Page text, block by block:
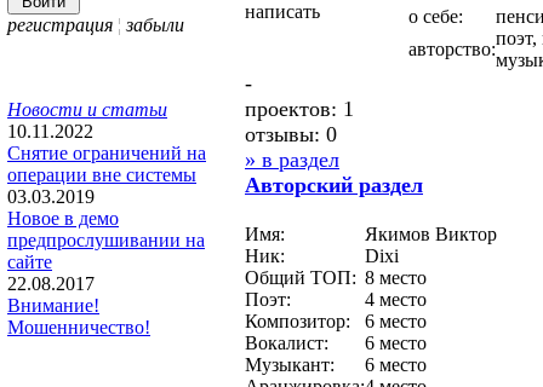
регистрация ¦ забыли
Новости и статьи
10.11.2022
Снятие ограничений на
операции вне системы
03.03.2019
Новое в демо
предпрослушивании на
сайте
22.08.2017
Внимание!
Мошенничество!
написать о себе:
авторство:
поэт,
-
проектов: 1
отзывы: 0
» в раздел
Авторcкий раздел
Имя:
Якимов Виктор
Ник:
Dixi
Общий ТОП: 8 место
Поэт:
4 место
Композитор:
6 место
Вокалист:
6 место
Музыкант:
6 место